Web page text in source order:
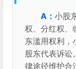
小股
权、分红权、
东滥用权利，
股东代表诉讼
律途径维护合